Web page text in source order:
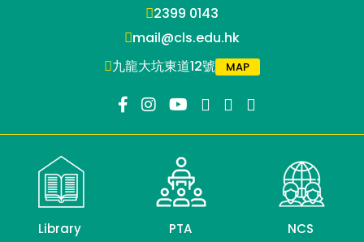
2399 0143
mail@cls.edu.hk
九龍大坑東道12號
MAP
Library PTA NCS